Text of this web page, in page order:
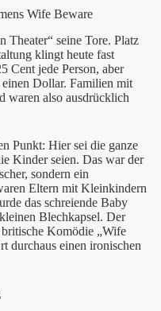
Wife Beware
Theater“ seine Tore. Platz
klingt heute fast
Cent jede Person, aber
einen Dollar. Familien mit
waren also ausdrücklich
Punkt: Hier sei die ganze
Kinder seien. Das war der
sondern ein
Eltern mit Kleinkindern
das schreiende Baby
Blechkapsel. Der
Komödie „Wife
durchaus einen ironischen